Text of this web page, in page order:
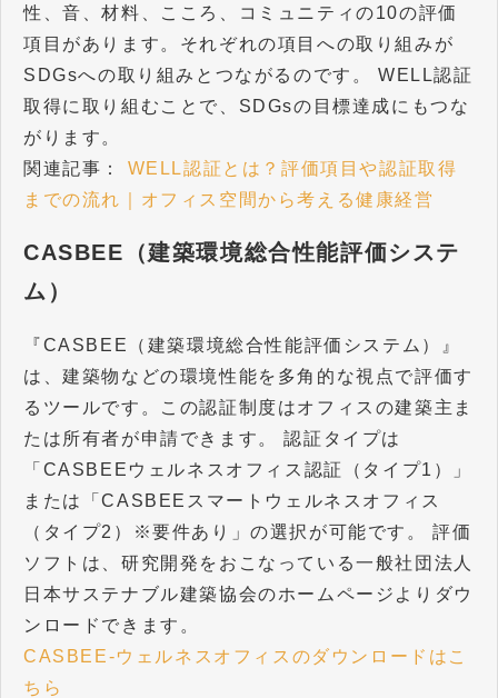
性、音、材料、こころ、コミュニティの10の評価
項目があります。それぞれの項目への取り組みが
SDGsへの取り組みとつながるのです。 WELL認証
取得に取り組むことで、SDGsの目標達成にもつな
がります。
関連記事： WELL認証とは？評価項目や認証取得
までの流れ｜オフィス空間から考える健康経営
CASBEE（建築環境総合性能評価システ
ム）
『CASBEE（建築環境総合性能評価システム）』
は、建築物などの環境性能を多角的な視点で評価す
るツールです。この認証制度はオフィスの建築主ま
たは所有者が申請できます。 認証タイプは
「CASBEEウェルネスオフィス認証（タイプ1）」
または「CASBEEスマートウェルネスオフィス
（タイプ2）※要件あり」の選択が可能です。 評価
ソフトは、研究開発をおこなっている一般社団法人
日本サステナブル建築協会のホームページよりダウ
ンロードできます。
CASBEE-ウェルネスオフィスのダウンロードはこ
ちら